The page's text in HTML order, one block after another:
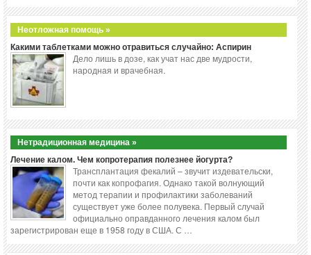
Неотложная помощь »
Какими таблетками можно отравиться случайно: Аспирин
Дело лишь в дозе, как учат нас две мудрости,
народная и врачебная.
Нетрадиционная медицина »
Лечение калом. Чем копротерапия полезнее йогурта?
Трансплантация фекалий – звучит издевательски,
почти как копрофагия. Однако такой волнующий
метод терапии и профилактики заболеваний
существует уже более полувека. Первый случай
официально оправданного лечения калом был
зарегистрирован еще в 1958 году в США. С …